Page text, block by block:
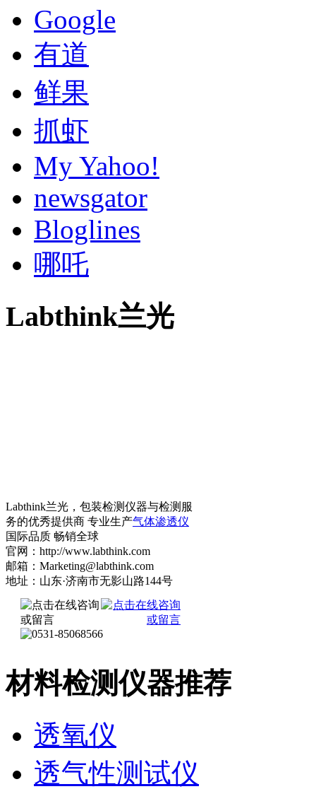
Google
有道
鲜果
抓虾
My Yahoo!
newsgator
Bloglines
哪吒
Labthink兰光
Labthink兰光，包装检测仪器与检测服
务的优秀提供商 专业生产气体渗透仪
国际品质 畅销全球
官网：http://www.labthink.com
邮箱：Marketing@labthink.com
地址：山东·济南市无影山路144号
材料检测仪器推荐
透氧仪
透气性测试仪